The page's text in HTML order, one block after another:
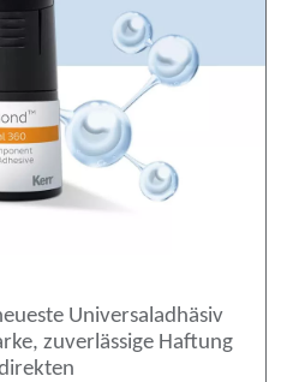
Universaladhäsiv
zuverlässige Haftung